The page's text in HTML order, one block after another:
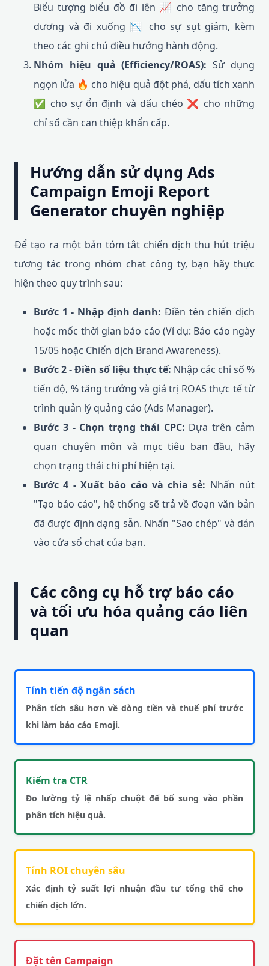
Biểu tượng biểu đồ đi lên 📈 cho tăng trưởng
dương và đi xuống 📉 cho sự sụt giảm, kèm
theo các ghi chú điều hướng hành động.
Nhóm hiệu quả (Efficiency/ROAS): Sử dụng
ngọn lửa 🔥 cho hiệu quả đột phá, dấu tích xanh
✅ cho sự ổn định và dấu chéo ❌ cho những
chỉ số cần can thiệp khẩn cấp.
Hướng dẫn sử dụng Ads
Campaign Emoji Report
Generator chuyên nghiệp
Để tạo ra một bản tóm tắt chiến dịch thu hút triệu
tương tác trong nhóm chat công ty, bạn hãy thực
hiện theo quy trình sau:
Bước 1 - Nhập định danh: Điền tên chiến dịch
hoặc mốc thời gian báo cáo (Ví dụ: Báo cáo ngày
15/05 hoặc Chiến dịch Brand Awareness).
Bước 2 - Điền số liệu thực tế: Nhập các chỉ số %
tiến độ, % tăng trưởng và giá trị ROAS thực tế từ
trình quản lý quảng cáo (Ads Manager).
Bước 3 - Chọn trạng thái CPC: Dựa trên cảm
quan chuyên môn và mục tiêu ban đầu, hãy
chọn trạng thái chi phí hiện tại.
Bước 4 - Xuất báo cáo và chia sẻ: Nhấn nút
"Tạo báo cáo", hệ thống sẽ trả về đoạn văn bản
đã được định dạng sẵn. Nhấn "Sao chép" và dán
vào cửa sổ chat của bạn.
Các công cụ hỗ trợ báo cáo
và tối ưu hóa quảng cáo liên
quan
Tính tiến độ ngân sách
Phân tích sâu hơn về dòng tiền và thuế phí trước
khi làm báo cáo Emoji.
Kiểm tra CTR
Đo lường tỷ lệ nhấp chuột để bổ sung vào phần
phân tích hiệu quả.
Tính ROI chuyên sâu
Xác định tỷ suất lợi nhuận đầu tư tổng thể cho
chiến dịch lớn.
Đặt tên Campaign